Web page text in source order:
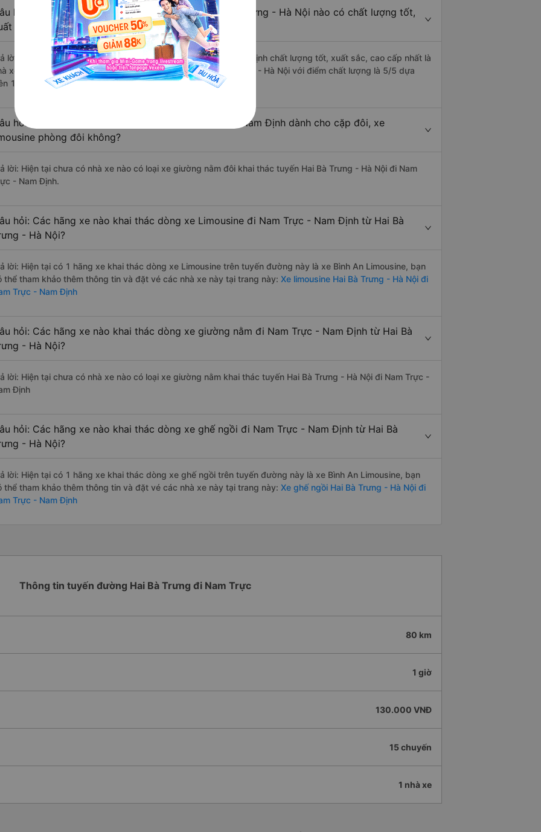
hỏi: Review xe đi Nam Trực - Nam Định từ Hai Bà Trưng - Hà Nội nào có chất lượng tốt,
sắc, cao cấp nhất?
lời: Những hãng xe đi Hai Bà Trưng - Hà Nội Nam Trực - Nam Định chất lượng tốt, xuất sắc, cao cấp nhất là
xe Bình An Limousine đi Nam Trực - Nam Định từ Hai Bà Trưng - Hà Nội với điểm chất lượng là 5/5 dựa
1 đánh giá của khách hàng).
hỏi: Có loại xe Hai Bà Trưng - Hà Nội Nam Trực - Nam Định dành cho cặp đôi, xe
phòng đôi không?
lời: Hiện tại chưa có nhà xe nào có loại xe giường nằm đôi khai thác tuyến Hai Bà Trưng - Hà Nội đi Nam
- Nam Định.
hỏi: Các hãng xe nào khai thác dòng xe Limousine đi Nam Trực - Nam Định từ Hai Bà
- Hà Nội?
lời: Hiện tại có 1 hãng xe khai thác dòng xe Limousine trên tuyến đường này là xe Bình An Limousine, bạn
thể tham khảo thêm thông tin và đặt vé các nhà xe này tại trang này: Xe limousine Hai Bà Trưng - Hà Nội đi
Trực - Nam Định
hỏi: Các hãng xe nào khai thác dòng xe giường nằm đi Nam Trực - Nam Định từ Hai Bà
- Hà Nội?
lời: Hiện tại chưa có nhà xe nào có loại xe giường nằm khai thác tuyến Hai Bà Trưng - Hà Nội đi Nam Trực -
Định
hỏi: Các hãng xe nào khai thác dòng xe ghế ngồi đi Nam Trực - Nam Định từ Hai Bà
- Hà Nội?
lời: Hiện tại có 1 hãng xe khai thác dòng xe ghế ngồi trên tuyến đường này là xe Bình An Limousine, bạn
thể tham khảo thêm thông tin và đặt vé các nhà xe này tại trang này: Xe ghế ngồi Hai Bà Trưng - Hà Nội đi
Trực - Nam Định
Thông tin tuyến đường Hai Bà Trưng đi Nam Trực
80 km
1 giờ
130.000 VNĐ
15 chuyến
1 nhà xe